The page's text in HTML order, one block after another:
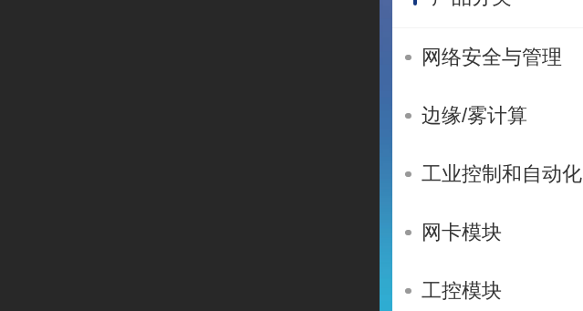
网络安全与管理
边缘/雾计算
工业控制和自动化
网卡模块
工控模块